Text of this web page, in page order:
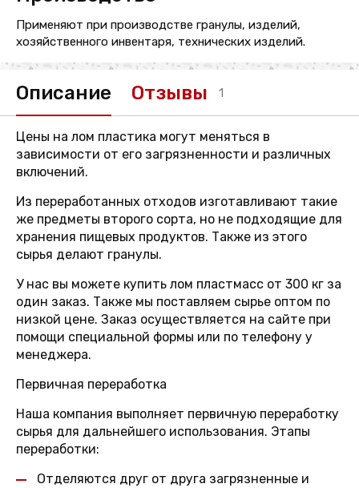
Применяют при производстве гранулы, изделий,
хозяйственного инвентаря, технических изделий.
Описание Отзывы 1
Цены на лом пластика могут меняться в
зависимости от его загрязненности и различных
включений.
Из переработанных отходов изготавливают такие
же предметы второго сорта, но не подходящие для
хранения пищевых продуктов. Также из этого
сырья делают гранулы.
У нас вы можете купить лом пластмасс от 300 кг за
один заказ. Также мы поставляем сырье оптом по
низкой цене. Заказ осуществляется на сайте при
помощи специальной формы или по телефону у
менеджера.
Первичная переработка
Наша компания выполняет первичную переработку
сырья для дальнейшего использования. Этапы
переработки:
Отделяются друг от друга загрязненные и